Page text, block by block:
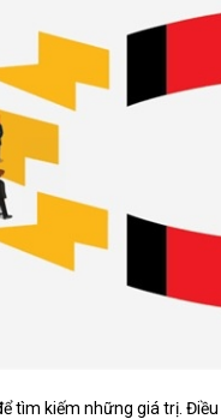
tìm kiếm những giá trị.